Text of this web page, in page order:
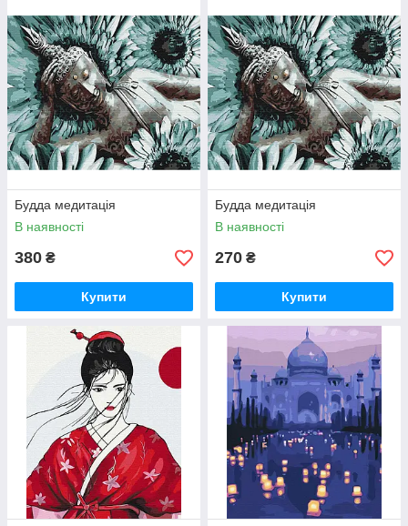
Будда медитація
В наявності
380 ₴
Купити
Будда медитація
В наявності
270 ₴
Купити